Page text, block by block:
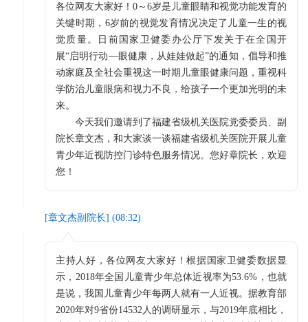
各位网友大家好！0～6岁是儿童眼睛和视觉功能发育的
关键时期，6岁前的视觉发育情况决定了儿童一生的视
觉质量。日前国家卫健委办公厅下发关于在全国开
展“启明行动—眼健康，从娃娃做起”的通知，倡导和推
动家庭及全社会重视这一时期儿童眼健康问题，重视科
学防治儿童眼病和视力不良，给孩子一个更加光明的未
来。
今天我们邀请到了福建省级机关医院党委委员、副
院长章文杰，和大家谈一谈福建省级机关医院开展儿童
青少年近视防控门诊特色服务情况。您好章院长，欢迎
您！
[章文杰副院长] (08:32)
主持人好，各位网友大家好！根据国家卫健委数据显
示，2018年全国儿童青少年总体近视率为53.6%，也就
是说，我国儿童青少年每两人就有一人近视。据教育部
2020年对9省份14532人的调研显示，与2019年底相比，